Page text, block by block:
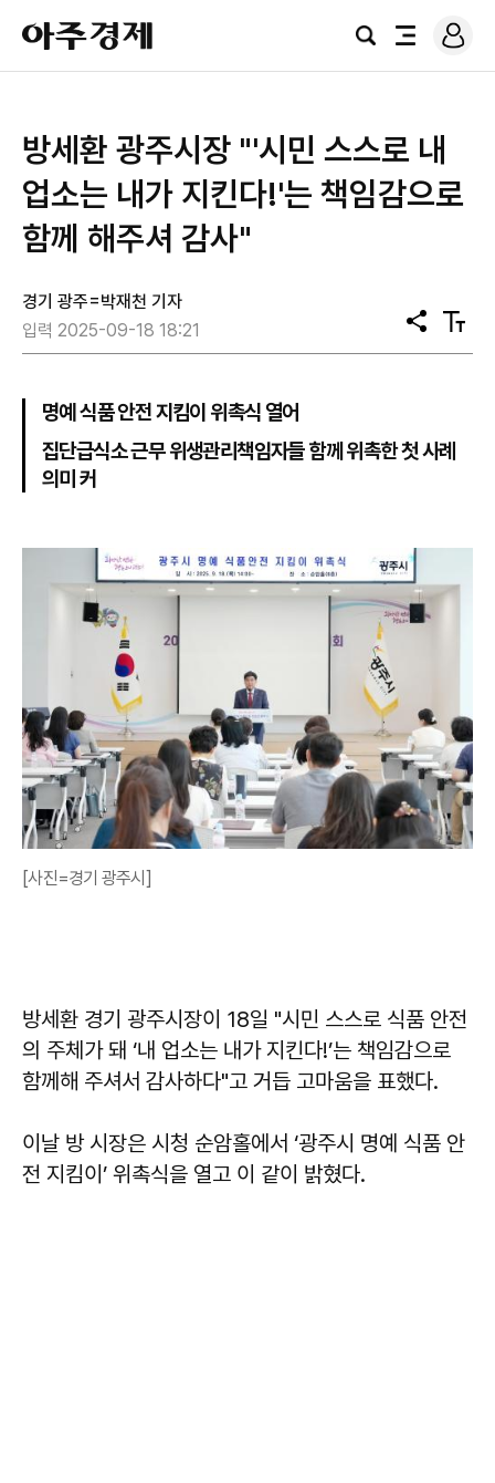
아
주
경
검
전
로
그
방세환 광주시장 "'시민 스스로 내
업소는 내가 지킨다!'는 책임감으로
함께 해주셔 감사"
경기 광주=박재천 기자
입력 2025-09-18 18:21
공
유
텍
스
명예 식품 안전 지킴이 위촉식 열어
집단급식소 근무 위생관리책임자들 함께 위촉한 첫 사례
의미 커
[사진=경기 광주시]
방세환 경기 광주시장이 18일 "시민 스스로 식품 안전
의 주체가 돼 ‘내 업소는 내가 지킨다!’는 책임감으로
함께해 주셔서 감사하다"고 거듭 고마움을 표했다.
이날 방 시장은 시청 순암홀에서 ‘광주시 명예 식품 안
전 지킴이’ 위촉식을 열고 이 같이 밝혔다.